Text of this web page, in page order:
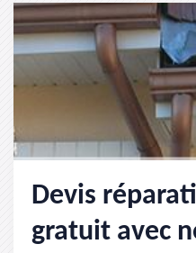
Devis
gratuit avec